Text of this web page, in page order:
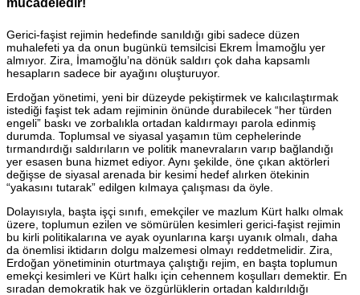
mücadeledir!
Gerici-faşist rejimin hedefinde sanıldığı gibi sadece düzen
muhalefeti ya da onun bugünkü temsilcisi Ekrem İmamoğlu yer
almıyor. Zira, İmamoğlu’na dönük saldırı çok daha kapsamlı
hesapların sadece bir ayağını oluşturuyor.
Erdoğan yönetimi, yeni bir düzeyde pekiştirmek ve kalıcılaştırmak
istediği faşist tek adam rejiminin önünde durabilecek “her türden
engeli” baskı ve zorbalıkla ortadan kaldırmayı parola edinmiş
durumda. Toplumsal ve siyasal yaşamın tüm cephelerinde
tırmandırdığı saldırıların ve politik manevraların varıp bağlandığı
yer esasen buna hizmet ediyor. Aynı şekilde, öne çıkan aktörleri
değişse de siyasal arenada bir kesimi hedef alırken ötekinin
“yakasını tutarak” edilgen kılmaya çalışması da öyle.
Dolayısıyla, başta işçi sınıfı, emekçiler ve mazlum Kürt halkı olmak
üzere, toplumun ezilen ve sömürülen kesimleri gerici-faşist rejimin
bu kirli politikalarına ve ayak oyunlarına karşı uyanık olmalı, daha
da önemlisi iktidarın dolgu malzemesi olmayı reddetmelidir. Zira,
Erdoğan yönetiminin oturtmaya çalıştığı rejim, en başta toplumun
emekçi kesimleri ve Kürt halkı için cehennem koşulları demektir. En
sıradan demokratik hak ve özgürlüklerin ortadan kaldırıldığı